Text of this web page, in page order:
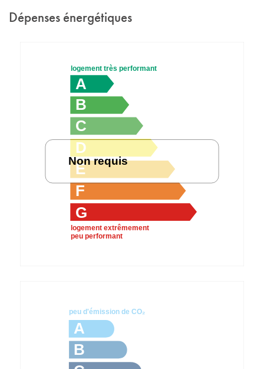
Dépenses énergétiques
A
B
C
D
E
F
G
logement très performant
logement extrêmement
peu performant
Non requis
A
B
peu d'émission de CO₂